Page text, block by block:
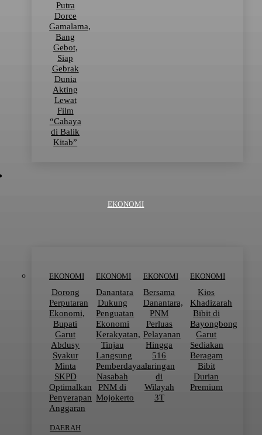
Putra
Dorce
Gamalama,
Bang
Gebot,
Siap
Gebrak
Dunia
Akting
Lewat
Film
“Cahaya
di Balik
Kitab”
EKONOMI
EKONOMI
Dorong
Perputaran
Ekonomi,
Bupati
Garut
Abdusy
Syakur
Minta
SKPD
Optimalkan
Penyerapan
Anggaran
EKONOMI
Danantara
Dukung
Penguatan
Ekonomi
Kerakyatan,
Tinjau
Langsung
Pemberdayaan
Nasabah
PNM di
Mojokerto
EKONOMI
Bersama
Danantara,
PNM
Perluas
Pelayanan
Hingga
516
Jaringan
di
Wilayah
3T
EKONOMI
Kios
Khadizarah
Bibit di
Bayongbong
Garut
Sediakan
Beragam
Bibit
Durian
Premium
DAERAH